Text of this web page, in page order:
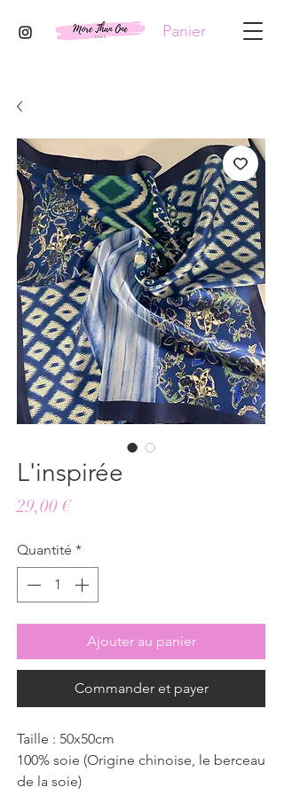
Panier
L'inspirée
29,00 €Prix
Quantité *
Ajouter au panier
Commander et payer
Taille : 50x50cm
100% soie (Origine chinoise, le berceau
de la soie)